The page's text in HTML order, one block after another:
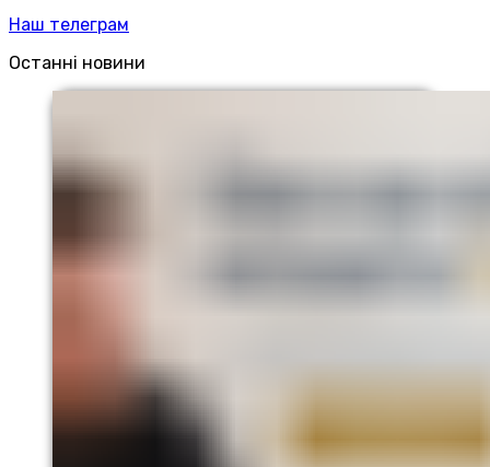
Наш телеграм
Останні новини